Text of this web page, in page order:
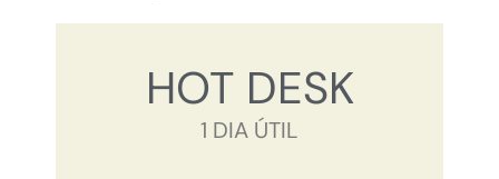
HOT DESK
1 DIA ÚTIL